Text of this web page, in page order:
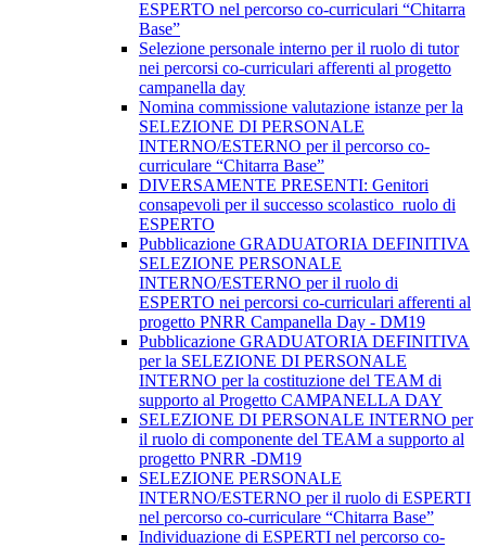
ESPERTO nel percorso co-curriculari “Chitarra
Base”
Selezione personale interno per il ruolo di tutor
nei percorsi co-curriculari afferenti al progetto
campanella day
Nomina commissione valutazione istanze per la
SELEZIONE DI PERSONALE
INTERNO/ESTERNO per il percorso co-
curriculare “Chitarra Base”
DIVERSAMENTE PRESENTI: Genitori
consapevoli per il successo scolastico_ruolo di
ESPERTO
Pubblicazione GRADUATORIA DEFINITIVA
SELEZIONE PERSONALE
INTERNO/ESTERNO per il ruolo di
ESPERTO nei percorsi co-curriculari afferenti al
progetto PNRR Campanella Day - DM19
Pubblicazione GRADUATORIA DEFINITIVA
per la SELEZIONE DI PERSONALE
INTERNO per la costituzione del TEAM di
supporto al Progetto CAMPANELLA DAY
SELEZIONE DI PERSONALE INTERNO per
il ruolo di componente del TEAM a supporto al
progetto PNRR -DM19
SELEZIONE PERSONALE
INTERNO/ESTERNO per il ruolo di ESPERTI
nel percorso co-curriculare “Chitarra Base”
Individuazione di ESPERTI nel percorso co-